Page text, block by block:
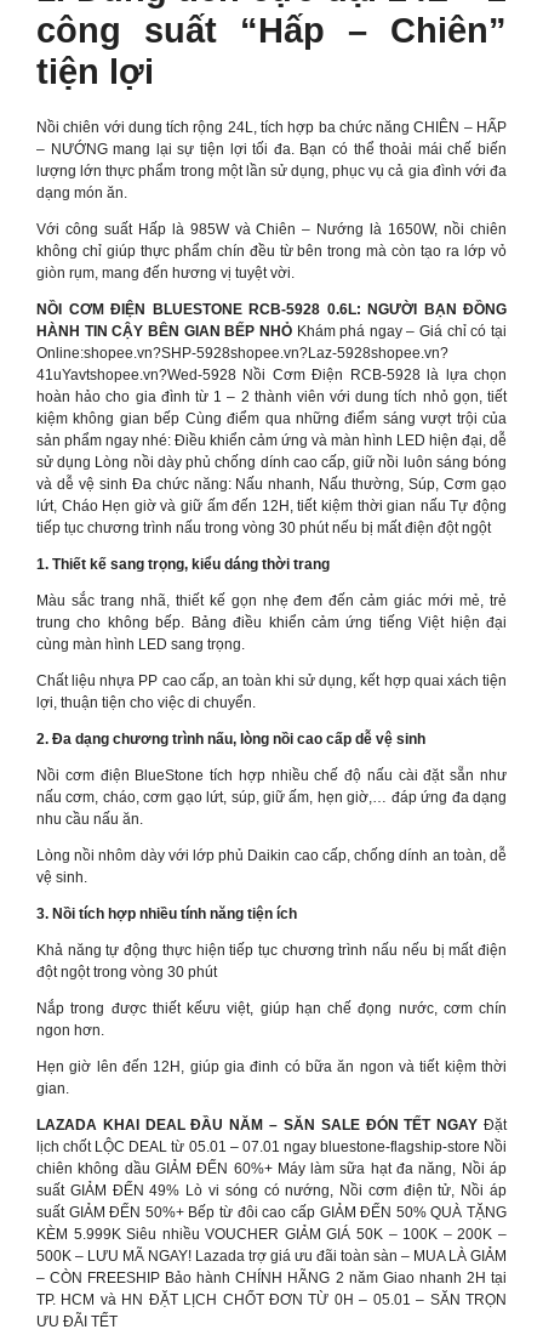
công suất “Hấp – Chiên”
tiện lợi
Nồi chiên với dung tích rộng 24L, tích hợp ba chức năng CHIÊN – HẤP
– NƯỚNG mang lại sự tiện lợi tối đa. Bạn có thể thoải mái chế biến
lượng lớn thực phẩm trong một lần sử dụng, phục vụ cả gia đình với đa
dạng món ăn.
Với công suất Hấp là 985W và Chiên – Nướng là 1650W, nồi chiên
không chỉ giúp thực phẩm chín đều từ bên trong mà còn tạo ra lớp vỏ
giòn rụm, mang đến hương vị tuyệt vời.
NỒI CƠM ĐIỆN BLUESTONE RCB-5928 0.6L: NGƯỜI BẠN ĐỒNG
HÀNH TIN CẬY BÊN GIAN BẾP NHỎKhám phá ngay – Giá chỉ có tại
Online:shopee.vn?SHP-5928shopee.vn?Laz-5928shopee.vn?
41uYavtshopee.vn?Wed-5928 Nồi Cơm Điện RCB-5928 là lựa chọn
hoàn hảo cho gia đình từ 1 – 2 thành viên với dung tích nhỏ gọn, tiết
kiệm không gian bếp Cùng điểm qua những điểm sáng vượt trội của
sản phẩm ngay nhé: Điều khiển cảm ứng và màn hình LED hiện đại, dễ
sử dụng Lòng nồi dày phủ chống dính cao cấp, giữ nồi luôn sáng bóng
và dễ vệ sinh Đa chức năng: Nấu nhanh, Nấu thường, Súp, Cơm gạo
lứt, Cháo Hẹn giờ và giữ ấm đến 12H, tiết kiệm thời gian nấu Tự động
tiếp tục chương trình nấu trong vòng 30 phút nếu bị mất điện đột ngột
1. Thiết kế sang trọng, kiểu dáng thời trang
Màu sắc trang nhã, thiết kế gọn nhẹ đem đến cảm giác mới mẻ, trẻ
trung cho không bếp. Bảng điều khiển cảm ứng tiếng Việt hiện đại
cùng màn hình LED sang trọng.
Chất liệu nhựa PP cao cấp, an toàn khi sử dụng, kết hợp quai xách tiện
lợi, thuận tiện cho việc di chuyển.
2. Đa dạng chương trình nấu, lòng nồi cao cấp dễ vệ sinh
Nồi cơm điện BlueStone tích hợp nhiều chế độ nấu cài đặt sẵn như
nấu cơm, cháo, cơm gạo lứt, súp, giữ ấm, hẹn giờ,… đáp ứng đa dạng
nhu cầu nấu ăn.
Lòng nồi nhôm dày với lớp phủ Daikin cao cấp, chống dính an toàn, dễ
vệ sinh.
3. Nồi tích hợp nhiều tính năng tiện ích
Khả năng tự động thực hiện tiếp tục chương trình nấu nếu bị mất điện
đột ngột trong vòng 30 phút
Nắp trong được thiết kếưu việt, giúp hạn chế đọng nước, cơm chín
ngon hơn.
Hẹn giờ lên đến 12H, giúp gia đinh có bữa ăn ngon và tiết kiệm thời
gian.
LAZADA KHAI DEAL ĐẦU NĂM – SĂN SALE ĐÓN TẾT NGAY Đặt
lịch chốt LỘC DEAL từ 05.01 – 07.01 ngay bluestone-flagship-store Nồi
chiên không dầu GIẢM ĐẾN 60%+ Máy làm sữa hạt đa năng, Nồi áp
suất GIẢM ĐẾN 49% Lò vi sóng có nướng, Nồi cơm điện tử, Nồi áp
suất GIẢM ĐẾN 50%+ Bếp từ đôi cao cấp GIẢM ĐẾN 50% QUÀ TẶNG
KÈM 5.999K Siêu nhiều VOUCHER GIẢM GIÁ 50K – 100K – 200K –
500K – LƯU MÃ NGAY! Lazada trợ giá ưu đãi toàn sàn – MUA LÀ GIẢM
– CÒN FREESHIP Bảo hành CHÍNH HÃNG 2 năm Giao nhanh 2H tại
TP. HCM và HN ĐẶT LỊCH CHỐT ĐƠN TỪ 0H – 05.01 – SĂN TRỌN
ƯU ĐÃI TẾT